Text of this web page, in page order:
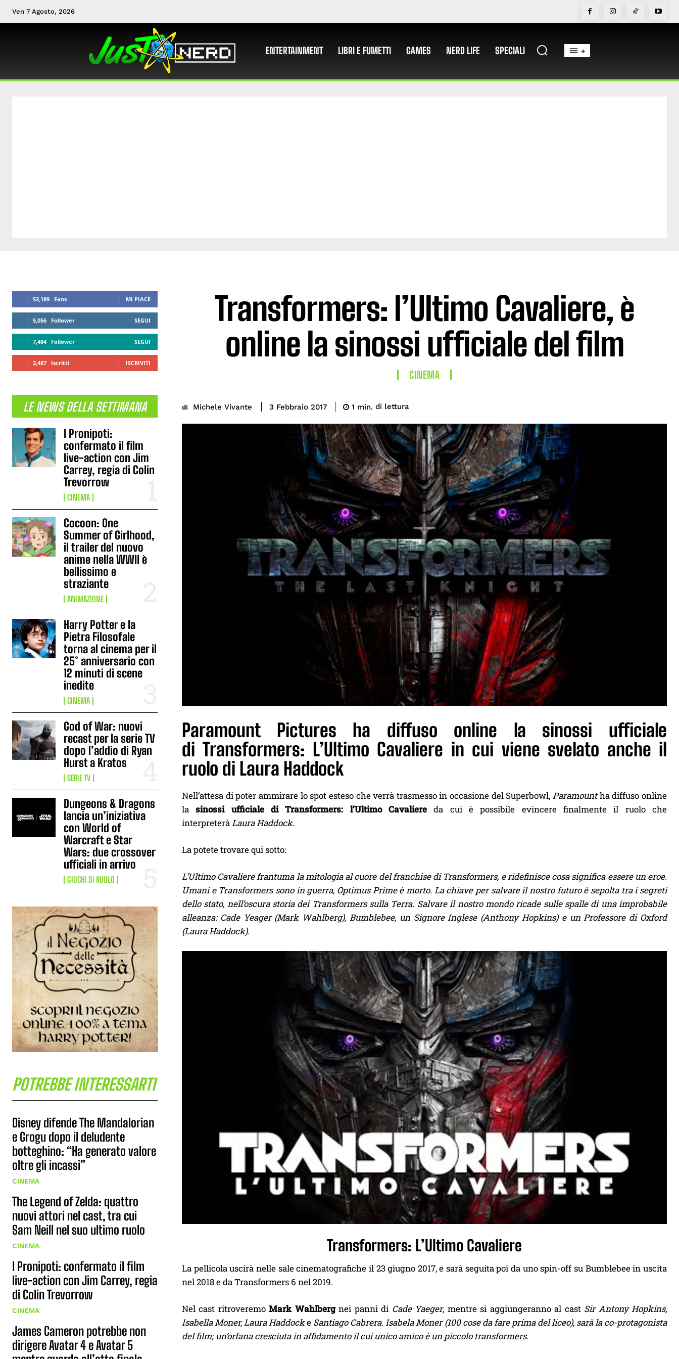
Ven 7 Agosto, 2026
ENTERTAINMENT LIBRI E FUMETTI GAMES NERD LIFE SPECIALI +
53,189 Fans MI PIACE
5,056 Follower SEGUI
7,484 Follower SEGUI
2,487 Iscritti ISCRIVITI
LE NEWS DELLA SETTIMANA
I Pronipoti:
confermato il film
live-action con Jim
Carrey, regia di Colin
Trevorrow
CINEMA
Cocoon: One
Summer of Girlhood,
il trailer del nuovo
anime nella WWII è
bellissimo e
straziante
ANIMAZIONE
Harry Potter e la
Pietra Filosofale
torna al cinema per il
25° anniversario con
12 minuti di scene
inedite
CINEMA
God of War: nuovi
recast per la serie TV
dopo l’addio di Ryan
Hurst a Kratos
SERIE TV
Dungeons & Dragons
lancia un’iniziativa
con World of
Warcraft e Star
Wars: due crossover
ufficiali in arrivo
GIOCHI DI RUOLO
POTREBBE INTERESSARTI
Disney difende The Mandalorian
e Grogu dopo il deludente
botteghino: “Ha generato valore
oltre gli incassi”
CINEMA
The Legend of Zelda: quattro
nuovi attori nel cast, tra cui
Sam Neill nel suo ultimo ruolo
CINEMA
I Pronipoti: confermato il film
live-action con Jim Carrey, regia
di Colin Trevorrow
CINEMA
James Cameron potrebbe non
dirigere Avatar 4 e Avatar 5
Transformers: l’Ultimo Cavaliere, è
online la sinossi ufficiale del film
CINEMA
di Michele Vivante 3 Febbraio 2017 1 min. di lettura
Paramount Pictures ha diffuso online la sinossi ufficiale
di Transformers: L’Ultimo Cavaliere in cui viene svelato anche il
ruolo di Laura Haddock
Nell’attesa di poter ammirare lo spot esteso che verrà trasmesso in occasione del Superbowl,Paramountha diffuso online
lasinossi ufficiale di Transformers: l’Ultimo Cavaliereda cui è possibile evincere finalmente il ruolo che
interpreteràLaura Haddock.
La potete trovare qui sotto:
L’Ultimo Cavaliere frantuma la mitologia al cuore del franchise di Transformers, e ridefinisce cosa significa essere un eroe.
Umani e Transformers sono in guerra, Optimus Prime è morto. La chiave per salvare il nostro futuro è sepolta tra i segreti
dello stato, nell’oscura storia dei Transformers sulla Terra. Salvare il nostro mondo ricade sulle spalle di una improbabile
alleanza: Cade Yeager (Mark Wahlberg), Bumblebee, un Signore Inglese (Anthony Hopkins) e un Professore di Oxford
(Laura Haddock).
Transformers: L’Ultimo Cavaliere
La pellicola uscirà nelle sale cinematografiche il 23 giugno 2017, e sarà seguita poi da uno spin-off su Bumblebee in uscita
nel 2018 e da Transformers 6 nel 2019.
Nel cast ritroveremoMark Wahlbergnei panni di Cade Yaeger, mentre si aggiungeranno al cast Sir Antony Hopkins,
Isabella Moner, Laura Haddocke Santiago Cabrera. Isabela Moner (100 cose da fare prima del liceo), sarà la co-protagonista
del film; un’orfana cresciuta in affidamento il cui unico amico è un piccolo transformers.